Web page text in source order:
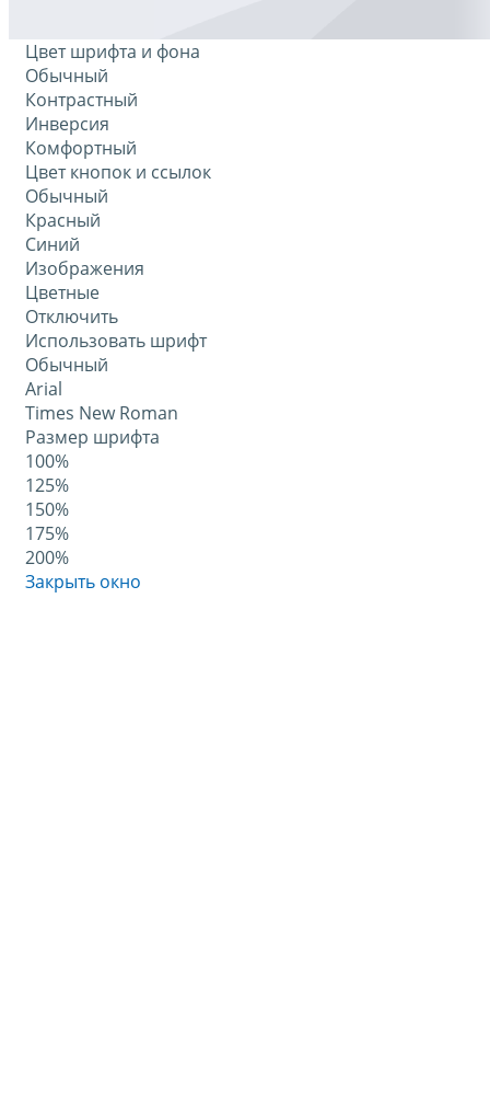
Цвет шрифта и фона
Обычный
Контрастный
Инверсия
Комфортный
Цвет кнопок и ссылок
Обычный
Красный
Синий
Изображения
Цветные
Отключить
Использовать шрифт
Обычный
Arial
Times New Roman
Размер шрифта
100%
125%
150%
175%
200%
Закрыть окно